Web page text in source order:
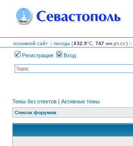
основной сайт :: погода (⇓32.9°C, 747 мм.рт.ст.)
Регистрация Вход
Темы без ответов | Активные темы
Список форумов